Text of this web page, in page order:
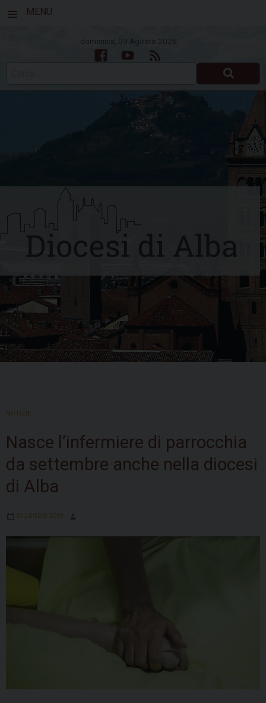
MENU
domenica, 09 Agosto 2026
FacebookYoutubeFeed
toNOTIZIE
Nasce l’infermiere di parrocchia
da settembre anche nella diocesi
di Alba
31 LUGLIO 2019